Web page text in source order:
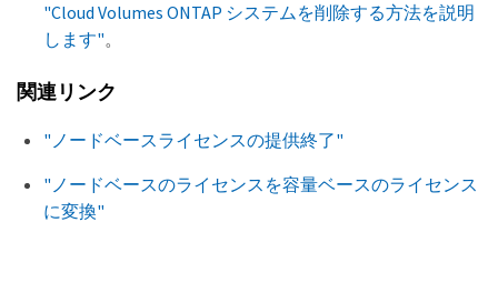
"Cloud Volumes ONTAP システムを削除する方法を説明
します"。
関連リンク
"ノードベースライセンスの提供終了"
"ノードベースのライセンスを容量ベースのライセンス
に変換"